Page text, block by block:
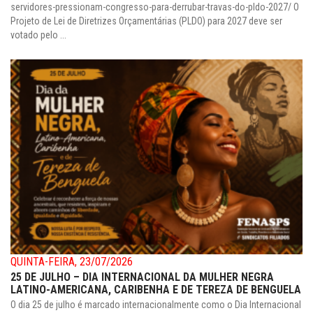
servidores-pressionam-congresso-para-derrubar-travas-do-pldo-2027/ O
Projeto de Lei de Diretrizes Orçamentárias (PLDO) para 2027 deve ser
votado pelo ...
QUINTA-FEIRA, 23/07/2026
25 DE JULHO – DIA INTERNACIONAL DA MULHER NEGRA
LATINO-AMERICANA, CARIBENHA E DE TEREZA DE BENGUELA
O dia 25 de julho é marcado internacionalmente como o Dia Internacional